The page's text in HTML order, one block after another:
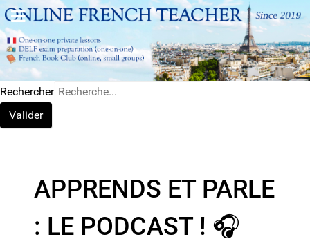
Rechercher
Valider
APPRENDS ET PARLE
: LE PODCAST ! 🎧